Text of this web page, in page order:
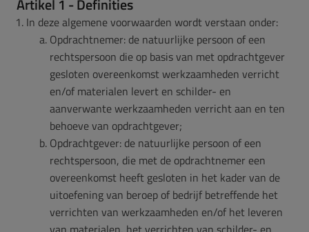
Artikel 1 - Definities
In deze algemene voorwaarden wordt verstaan onder:
Opdrachtnemer: de natuurlijke persoon of een
rechtspersoon die op basis van met opdrachtgever
gesloten overeenkomst werkzaamheden verricht
en/of materialen levert en schilder- en
aanverwante werkzaamheden verricht aan en ten
behoeve van opdrachtgever;
Opdrachtgever: de natuurlijke persoon of een
rechtspersoon, die met de opdrachtnemer een
overeenkomst heeft gesloten in het kader van de
uitoefening van beroep of bedrijf betreffende het
verrichten van werkzaamheden en/of het leveren